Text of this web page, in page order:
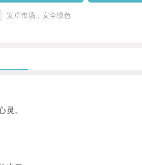
安卓市场，安全绿色
灵。